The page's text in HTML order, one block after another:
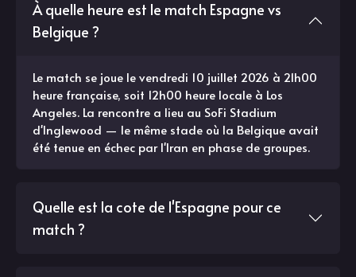
À quelle heure est le match Espagne vs
Belgique ?
Le match se joue le vendredi 10 juillet 2026 à 21h00
heure française, soit 12h00 heure locale à Los
Angeles. La rencontre a lieu au SoFi Stadium
d'Inglewood — le même stade où la Belgique avait
été tenue en échec par l'Iran en phase de groupes.
Quelle est la cote de l'Espagne pour ce
match ?